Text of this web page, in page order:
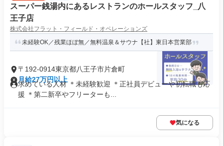
スーパー銭湯内にあるレストランのホールスタッフ_八
王子店
株式会社フラット・フィールド・オペレーションズ
未経験OK／残業ほぼ無／無料温泉＆サウナ【社】東日本営業部
〒192-0914東京都八王子市片倉町
月給27万円以上
求めている人材 ＊未経験歓迎 ＊正社員デビューや初転職も応
援 ＊第二新卒やフリーターも...
気になる